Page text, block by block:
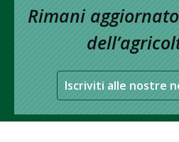
Rimani
Iscriviti alle nostre